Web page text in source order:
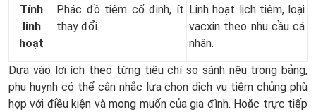
Tính
linh
hoạt
Phác đồ tiêm cố định, ít
thay đổi.
Linh hoạt lịch tiêm, loại
vacxin theo nhu cầu cá
nhân.
Dựa vào lợi ích theo từng tiêu chí so sánh nêu trong bảng,
phụ huynh có thể cân nhắc lựa chọn dịch vụ tiêm chủng phù
hợp với điều kiện và mong muốn của gia đình. Hoặc trực tiếp